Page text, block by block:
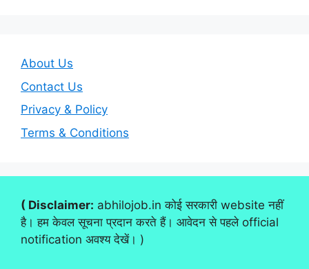
About Us
Contact Us
Privacy & Policy
Terms & Conditions
( Disclaimer: abhilojob.in कोई सरकारी website नहीं
है। हम केवल सूचना प्रदान करते हैं। आवेदन से पहले official
notification अवश्य देखें। )